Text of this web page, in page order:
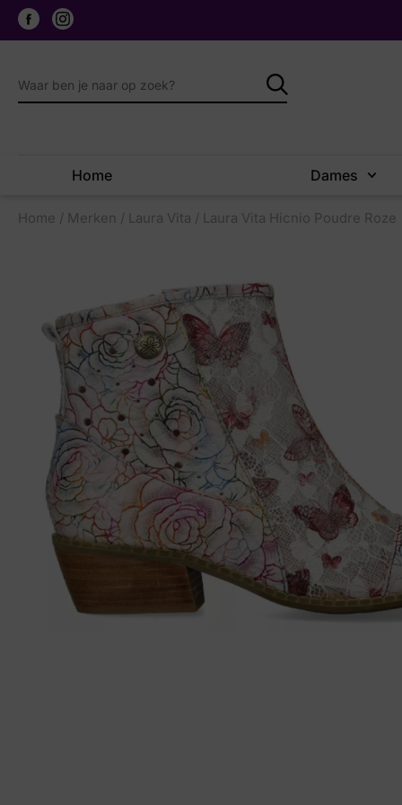
Home Dames
Home / Merken / Laura Vita / Laura Vita Hicnio Poudre Roze